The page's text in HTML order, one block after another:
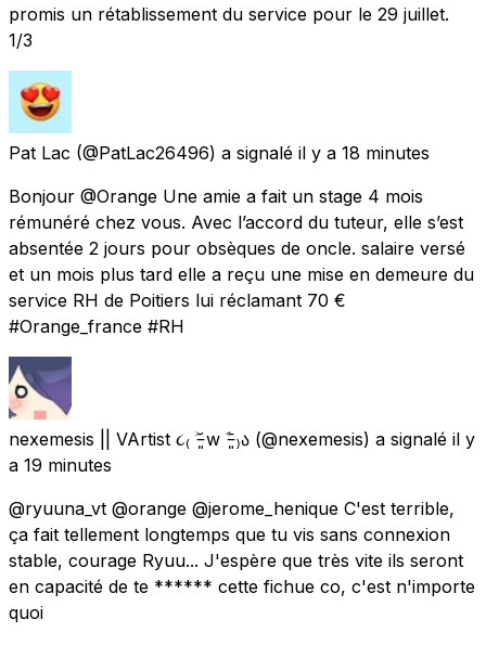
promis un rétablissement du service pour le 29 juillet.
1/3
Pat Lac (@PatLac26496) a signalé il y a 18 minutes
Bonjour @Orange Une amie a fait un stage 4 mois
rémunéré chez vous. Avec l’accord du tuteur, elle s’est
absentée 2 jours pour obsèques de oncle. salaire versé
et un mois plus tard elle a reçu une mise en demeure du
service RH de Poitiers lui réclamant 70 €
#Orange_france #RH
nexemesis || VArtist ૮₍ ˃̵͈᷄ w ˂̵͈᷅ ₎ა (@nexemesis) a signalé il y
a 19 minutes
@ryuuna_vt @orange @jerome_henique C'est terrible,
ça fait tellement longtemps que tu vis sans connexion
stable, courage Ryuu... J'espère que très vite ils seront
en capacité de te ****** cette fichue co, c'est n'importe
quoi